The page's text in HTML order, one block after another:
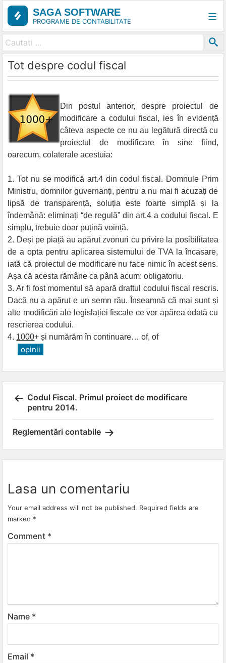
Skip
content
SAGA SOFTWARE
PROGRAME DE CONTABILITATE
Tot despre codul fiscal
Din postul anterior, despre proiectul de
modificare a codului fiscal, ies în evidență
câteva aspecte ce nu au legătură directă cu
proiectul de modificare în sine fiind,
oarecum, colaterale acestuia:
1. Tot nu se modifică art.4 din codul fiscal. Domnule Prim
Ministru, domnilor guvernanți, pentru a nu mai fi acuzați de
lipsă de transparență, soluția este foarte simplă și la
îndemână: eliminați “de regulă” din art.4 a codului fiscal. E
simplu, trebuie doar puțină voință.
2. Deși pe piață au apărut zvonuri cu privire la posibilitatea
de a opta pentru aplicarea sistemului de TVA la încasare,
iată că proiectul de modificare nu face nimic în acest sens.
Așa că acesta rămâne ca până acum: obligatoriu.
3. Ar fi fost momentul să apară draftul codului fiscal rescris.
Dacă nu a apărut e un semn rău. Înseamnă că mai sunt și
alte modificări ale legislației fiscale ce vor apărea odată cu
rescrierea codului.
4. 1000+ și numărăm în continuare… of, of
opinii
Post
navigation
Codul Fiscal. Primul proiect de modificare
pentru 2014.
Reglementări contabile
Lasa un comentariu
Your email address will not be published. Required fields are
marked *
Comment *
Name *
Email *